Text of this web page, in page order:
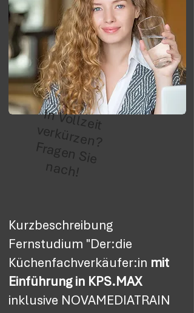
In Vollzeit
verkürzen?
F
ra
g
e
n
S
ie
n
a
c
h
!
Kurzbeschreibung
Fernstudium "Der:die
Küchenfachverkäufer:in mit
Einführung in KPS.MAX
inklusive NOVAMEDIATRAIN